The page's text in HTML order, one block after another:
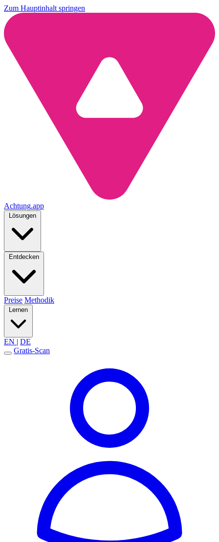
Zum Hauptinhalt springen
Achtung.app
Lösungen
Entdecken
Preise Methodik
Lernen
EN | DE
Gratis-Scan